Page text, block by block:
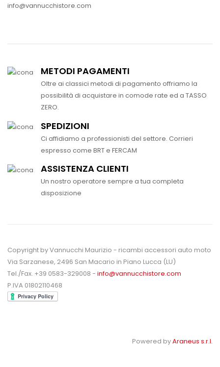
info@vannucchistore.com
METODI PAGAMENTI
Oltre ai classici metodi di pagamento offriamo la
possibilità di acquistare in comode rate ed a TASSO
ZERO.
SPEDIZIONI
Ci affidiamo a professionisti del settore. Corrieri
espresso come BRT e FERCAM
ASSISTENZA CLIENTI
Un nostro operatore sempre a tua completa
disposizione
Copyright by Vannucchi Maurizio - ricambi accessori auto moto
Via Sarzanese, 2496 San Macario in Piano Lucca (LU)
Tel./Fax. +39 0583-329008 - info@vannucchistore.com
P.IVA 01802110468
Powered byAraneus s.r.l.